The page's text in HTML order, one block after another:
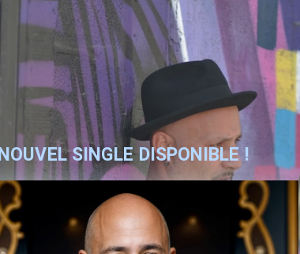
NOUVEL SINGLE DISPONIBLE !